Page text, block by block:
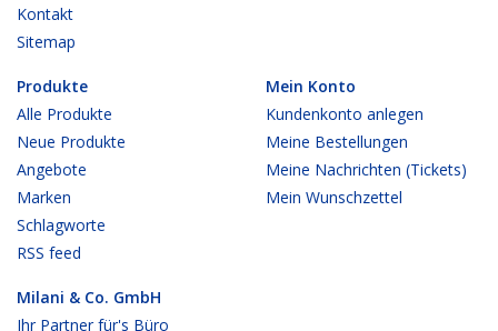
Kontakt
Sitemap
Produkte
Alle Produkte
Neue Produkte
Angebote
Marken
Schlagworte
RSS feed
Mein Konto
Kundenkonto anlegen
Meine Bestellungen
Meine Nachrichten (Tickets)
Mein Wunschzettel
Milani & Co. GmbH
Ihr Partner für's Büro